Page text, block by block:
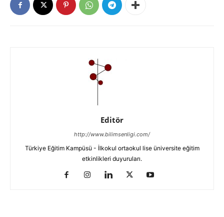
Editör
http://www.bilimsenligi.com/
Türkiye Eğitim Kampüsü - İlkokul ortaokul lise üniversite eğitim
etkinlikleri duyuruları.